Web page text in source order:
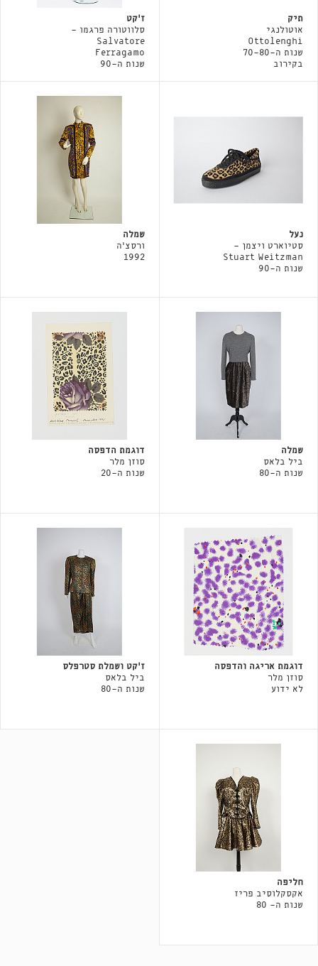
תיק
אוטולנגי
Ottolenghi
שנות ה-70-80
בקירוב
ז'קט
סלווטורה פרגמו -
Salvatore
Ferragamo
שנות ה-90
נעל
סטיוארט ויצמן -
Stuart Weitzman
שנות ה-90
שמלה
ורסצ'ה
1992
שמלה
ביל בלאס
שנות ה-80
דוגמת הדפסה
סוזן מלר
שנות ה-20
דוגמת אריגה והדפסה
סוזן מלר
לא ידוע
ז'קט ושמלת סטרפלס
ביל בלאס
שנות ה-80
חליפה
אקסקלוסיב פריז
שנות ה- 80